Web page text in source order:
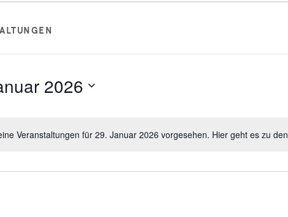
Hinweis
Veranstaltungen für 29. Januar 2026 vorgesehen. Hier geht es zu den
2026